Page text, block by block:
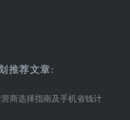
推荐文章:
商选择指南及手机省钱计